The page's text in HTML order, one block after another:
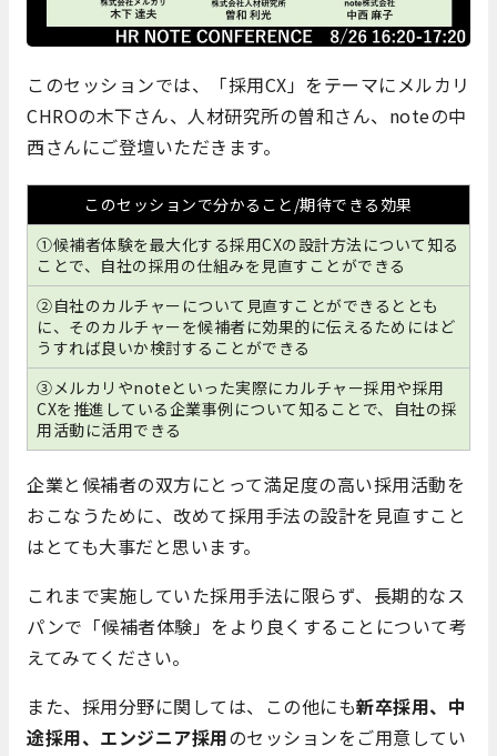
このセッションでは、「採用CX」をテーマにメルカリ
CHROの木下さん、人材研究所の曽和さん、noteの中
西さんにご登壇いただきます。
このセッションで分かること/期待できる効果
①候補者体験を最大化する採用CXの設計方法について知る
ことで、自社の採用の仕組みを見直すことができる
②自社のカルチャーについて見直すことができるととも
に、そのカルチャーを候補者に効果的に伝えるためにはど
うすれば良いか検討することができる
③メルカリやnoteといった実際にカルチャー採用や採用
CXを推進している企業事例について知ることで、自社の採
用活動に活用できる
企業と候補者の双方にとって満足度の高い採用活動を
おこなうために、改めて採用手法の設計を見直すこと
はとても大事だと思います。
これまで実施していた採用手法に限らず、長期的なス
パンで「候補者体験」をより良くすることについて考
えてみてください。
また、採用分野に関しては、この他にも新卒採用、中
途採用、エンジニア採用のセッションをご用意してい